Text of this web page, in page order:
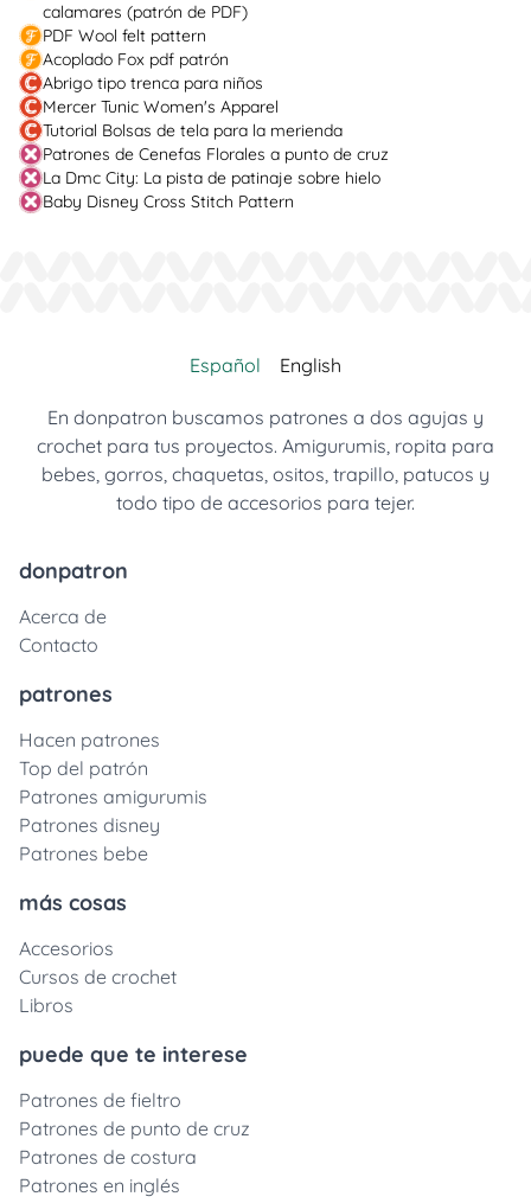
calamares (patrón de PDF)
PDF Wool felt pattern
Acoplado Fox pdf patrón
Abrigo tipo trenca para niños
Mercer Tunic Women's Apparel
Tutorial Bolsas de tela para la merienda
Patrones de Cenefas Florales a punto de cruz
La Dmc City: La pista de patinaje sobre hielo
Baby Disney Cross Stitch Pattern
Español English
En donpatron buscamos patrones a dos agujas y
crochet para tus proyectos. Amigurumis, ropita para
bebes, gorros, chaquetas, ositos, trapillo, patucos y
todo tipo de accesorios para tejer.
donpatron
Acerca de
Contacto
patrones
Hacen patrones
Top del patrón
Patrones amigurumis
Patrones disney
Patrones bebe
más cosas
Accesorios
Cursos de crochet
Libros
puede que te interese
Patrones de fieltro
Patrones de punto de cruz
Patrones de costura
Patrones en inglés